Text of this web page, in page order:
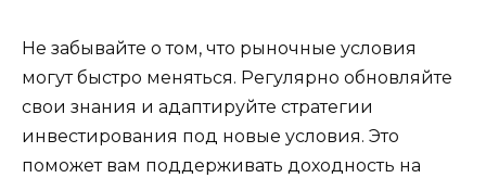
Не забывайте о том, что рыночные условия
могут быстро меняться. Регулярно обновляйте
свои знания и адаптируйте стратегии
инвестирования под новые условия. Это
поможет вам поддерживать доходность на